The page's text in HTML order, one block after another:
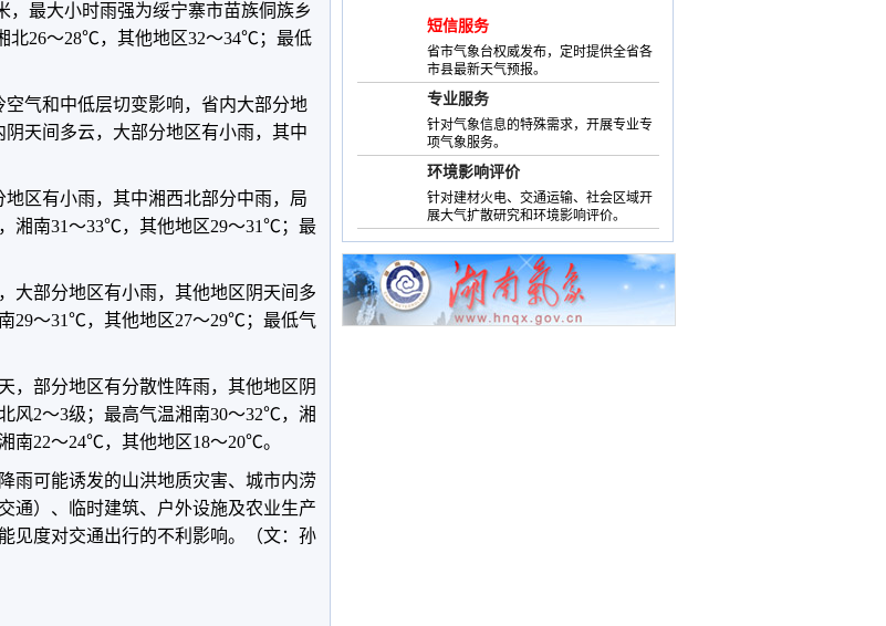
，最大小时雨强为绥宁寨市苗族侗族乡
北26～28℃，其他地区32～34℃；最低
气和中低层切变影响，省内大部分地
天间多云，大部分地区有小雨，其中
地区有小雨，其中湘西北部分中雨，局
湘南31～33℃，其他地区29～31℃；最
大部分地区有小雨，其他地区阴天间多
29～31℃，其他地区27～29℃；最低气
，部分地区有分散性阵雨，其他地区阴
风2～3级；最高气温湘南30～32℃，湘
南22～24℃，其他地区18～20℃。
雨可能诱发的山洪地质灾害、城市内涝
通）、临时建筑、户外设施及农业生产
见度对交通出行的不利影响。（文：孙
短信服务
省市气象台权威发布，定时提供全省各
市县最新天气预报。
专业服务
针对气象信息的特殊需求，开展专业专
项气象服务。
环境影响评价
针对建材火电、交通运输、社会区域开
展大气扩散研究和环境影响评价。